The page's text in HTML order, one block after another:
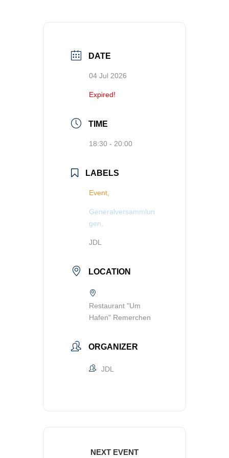
DATE
04 Jul 2026
Expired!
TIME
18:30 - 20:00
LABELS
Event,
Generalversammlun
gen,
JDL
LOCATION
Restaurant "Um
Hafen" Remerchen
ORGANIZER
JDL
NEXT EVENT